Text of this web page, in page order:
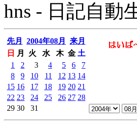
hns - 日記自動
先月 2004年08月
来月
日
月 火 水 木 金 土
1
2 3 4 5 6
7
8
9 10 11 12 13 14
15 16 17 18 19 20 21
22 23 24 25 26 27 28
29 30 31